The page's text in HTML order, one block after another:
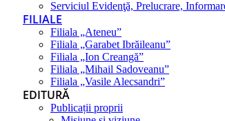
Serviciul Evidenţă, Prelucrare,
FILIALE
Filiala „Ateneu”
Filiala „Garabet Ibrăileanu”
Filiala „Ion Creangă”
Filiala „Mihail Sadoveanu”
Filiala „Vasile Alecsandri”
EDITURĂ
Publicații proprii